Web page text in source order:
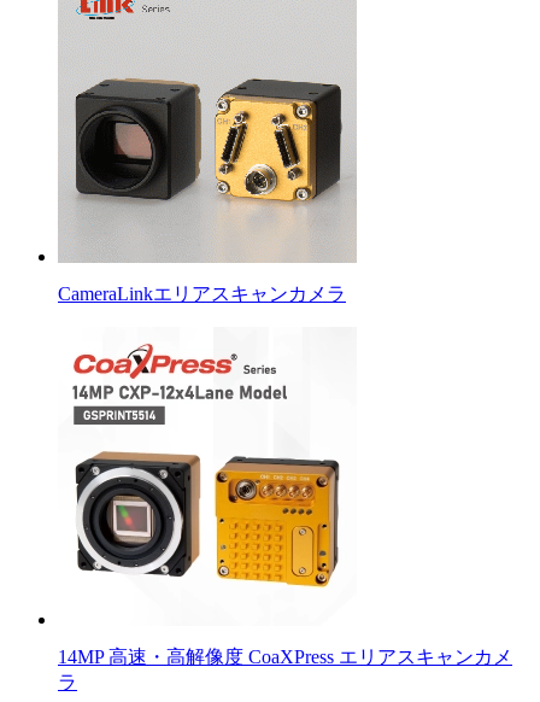
CameraLinkエリアスキャンカメラ
14MP 高速・高解像度 CoaXPress エリアスキャンカメ
ラ